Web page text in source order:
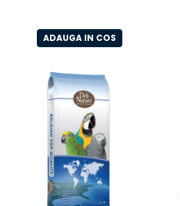
ADAUGA IN COS